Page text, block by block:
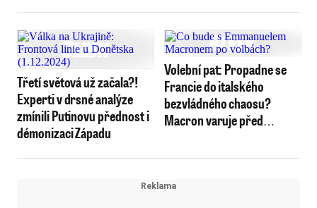
Třetí světová už začala?!
Experti v drsné analýze
zmínili Putinovu přednost i
démonizaci Západu
Volební pat: Propadne se
Francie do italského
bezvládného chaosu?
Macron varuje před